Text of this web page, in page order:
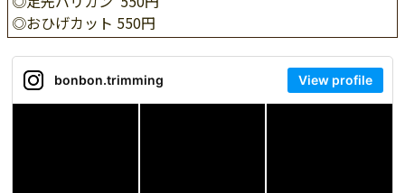
◎おひげカット 550円
bonbon.trimming View profile